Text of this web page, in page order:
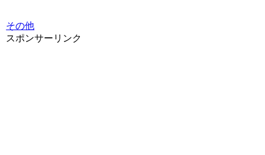
その他
スポンサーリンク